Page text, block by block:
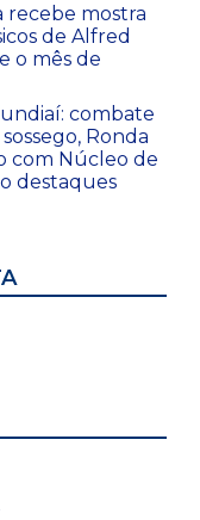
recebe mostra
de Alfred
o mês de
combate
Ronda
com Núcleo de
destaques